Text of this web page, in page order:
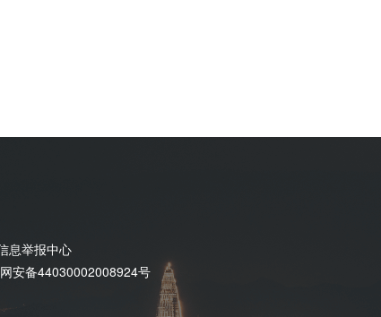
息举报中心
安备44030002008924号